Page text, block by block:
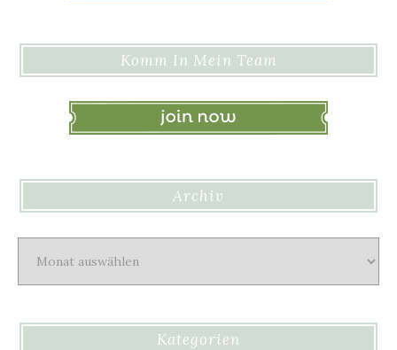
Komm In Mein Team
Archiv
Kategorien